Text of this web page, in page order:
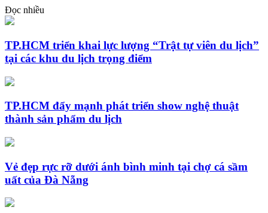
Đọc nhiều
TP.HCM triển khai lực lượng “Trật tự viên du lịch”
tại các khu du lịch trọng điểm
TP.HCM đẩy mạnh phát triển show nghệ thuật
thành sản phẩm du lịch
Vẻ đẹp rực rỡ dưới ánh bình minh tại chợ cá sầm
uất của Đà Nẵng